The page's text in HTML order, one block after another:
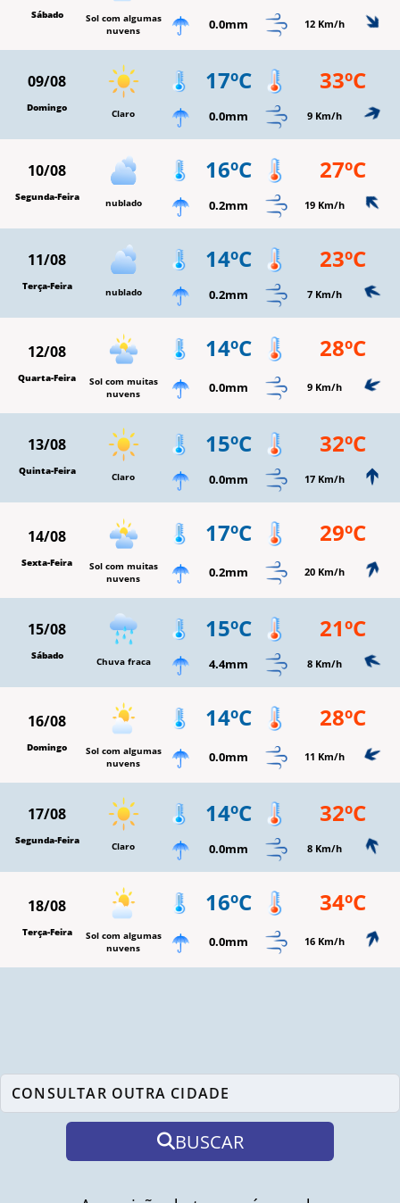
Sábado
Sol com algumas
nuvens
0.0mm 12 Km/h
09/08
Domingo Claro
17ºC 33ºC
0.0mm 9 Km/h
10/08
Segunda-Feira nublado
16ºC 27ºC
0.2mm 19 Km/h
11/08
Terça-Feira nublado
14ºC 23ºC
0.2mm 7 Km/h
12/08
Quarta-Feira
Sol com muitas
nuvens
14ºC 28ºC
0.0mm 9 Km/h
13/08
Quinta-Feira Claro
15ºC 32ºC
0.0mm 17 Km/h
14/08
Sexta-Feira
Sol com muitas
nuvens
17ºC 29ºC
0.2mm 20 Km/h
15/08
Sábado Chuva fraca
15ºC 21ºC
4.4mm 8 Km/h
16/08
Domingo
Sol com algumas
nuvens
14ºC 28ºC
0.0mm 11 Km/h
17/08
Segunda-Feira Claro
14ºC 32ºC
0.0mm 8 Km/h
18/08
Terça-Feira
Sol com algumas
nuvens
16ºC 34ºC
0.0mm 16 Km/h
BUSCAR